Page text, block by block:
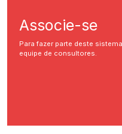
Associe-se
Para fazer parte deste
equipe de consultores.